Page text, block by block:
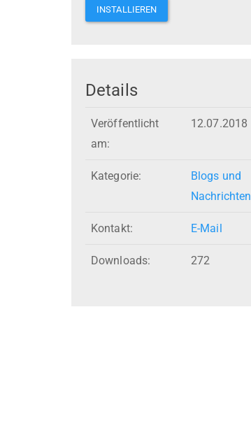
INSTALLIEREN
Details
Veröffentlicht
am:
12.07.2018
Kategorie:
Blogs und
Nachrichten
Kontakt: E-Mail
Downloads: 272